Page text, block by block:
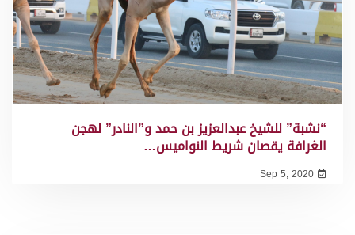
“نشبة” للشيخ عبدالعزيز بن حمد و”النادر” لهجن
الغرافة يقصان شريط النواميس…
Sep 5, 2020